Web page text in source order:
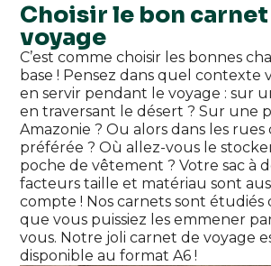
Choisir le bon
voyage
C’est comme choisir les bonnes
base ! Pensez dans quel contexte
en servir pendant le voyage : sur
en traversant le désert ? Sur une
Amazonie ? Ou alors dans les
préférée ? Où allez-vous le
poche de vêtement ? Votre sac à
facteurs taille et matériau sont
compte ! Nos carnets sont étudiés
que vous puissiez les emmener
vous. Notre joli carnet de voyage
disponible au format A6 !